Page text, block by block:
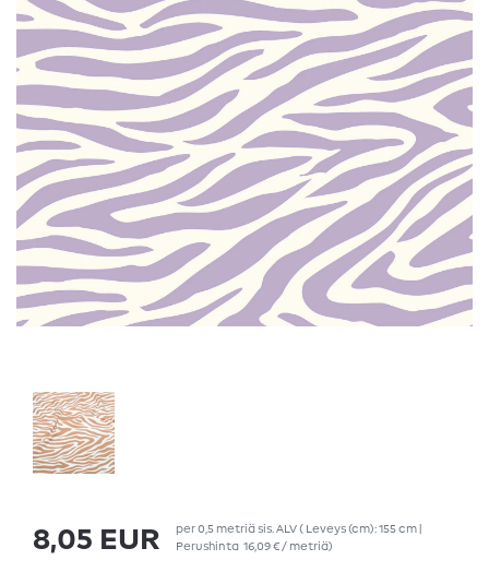
8,05 EUR per0,5 metriäsis. ALV( Leveys (cm): 155 cm |
Perushinta 16,09 € / metriä)